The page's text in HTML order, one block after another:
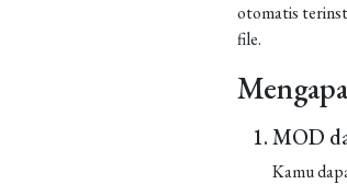
otomatis
file.
MOD
Kamu